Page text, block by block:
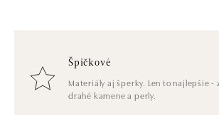
Špičkové
Materiály aj šperky. Len to najlepšie -
drahé kamene a perly.